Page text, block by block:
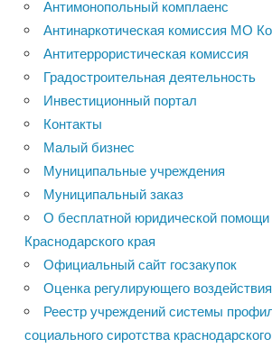
Антимонопольный комплаенс
Антинаркотическая комиссия МО
Антитеррористическая комиссия
Градостроительная деятельность
Инвестиционный портал
Контакты
Малый бизнес
Муниципальные учреждения
Муниципальный заказ
О бесплатной юридической помощи
Краснодарского края
Официальный сайт госзакупок
Оценка регулирующего воздействия
Реестр учреждений системы
социального сиротства